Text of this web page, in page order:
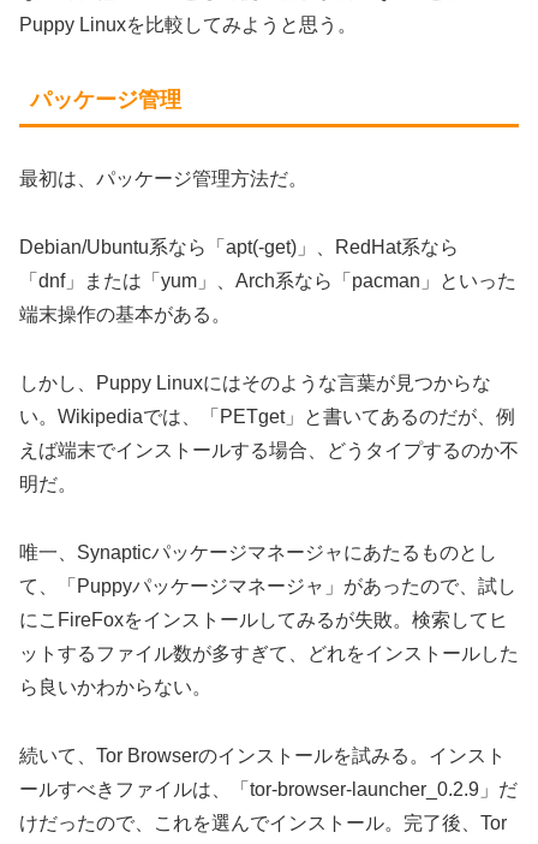
Puppy Linuxを比較してみようと思う。
パッケージ管理
最初は、パッケージ管理方法だ。
Debian/Ubuntu系なら「apt(-get)」、RedHat系なら
「dnf」または「yum」、Arch系なら「pacman」といった
端末操作の基本がある。
しかし、Puppy Linuxにはそのような言葉が見つからな
い。Wikipediaでは、「PETget」と書いてあるのだが、例
えば端末でインストールする場合、どうタイプするのか不
明だ。
唯一、Synapticパッケージマネージャにあたるものとし
て、「Puppyパッケージマネージャ」があったので、試し
にこFireFoxをインストールしてみるが失敗。検索してヒ
ットするファイル数が多すぎて、どれをインストールした
ら良いかわからない。
続いて、Tor Browserのインストールを試みる。インスト
ールすべきファイルは、「tor-browser-launcher_0.2.9」だ
けだったので、これを選んでインストール。完了後、Tor